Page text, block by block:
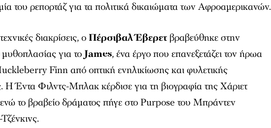
του ρεπορτάζ για τα πολιτικά δικαιώματα των Αφροαμερικανών.
διακρίσεις, οΠέρσιβαλ Έβερετ βραβεύθηκε στην
μυθοπλασίας για τοJames, ένα έργο που επανεξετάζει τον ήρωα
Finn από οπτική ενηλικίωσης και φυλετικής
Η Έντα Φιλντς-Μπλακ κέρδισε για τη βιογραφία της Χάριετ
το βραβείο δράματος πήγε στο Purpose του Μπράντεν